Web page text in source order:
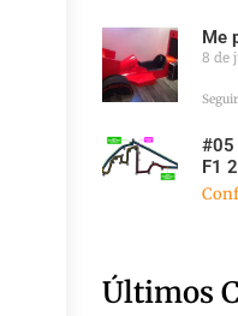
Me
8 de
#05
F1
Últimos